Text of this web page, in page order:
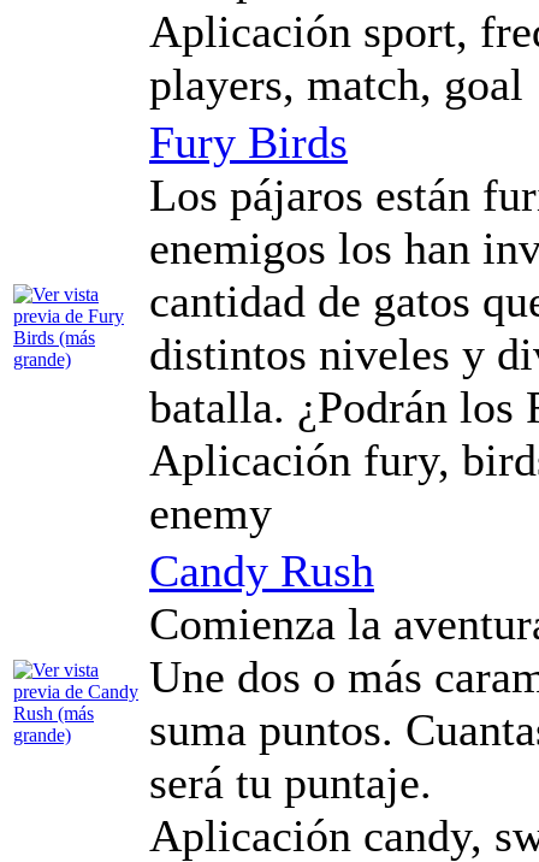
Aplicación sport,
players, match, goal
Fury Birds
Los pájaros están
enemigos los han
cantidad de gatos
distintos niveles y
batalla. ¿Podrán los
Aplicación fury,
enemy
Candy Rush
Comienza la
Une dos o más
suma puntos.
será tu puntaje.
Aplicación candy,